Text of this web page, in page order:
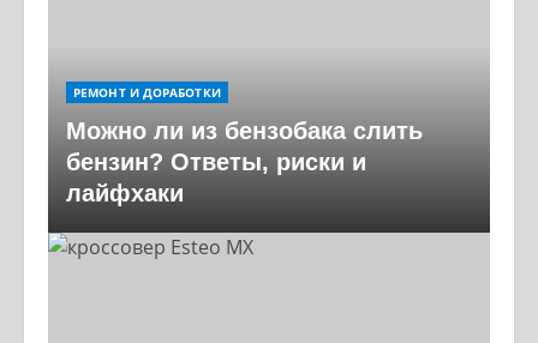
РЕМОНТ И ДОРАБОТКИ
Можно ли из бензобака слить
бензин? Ответы, риски и
лайфхаки